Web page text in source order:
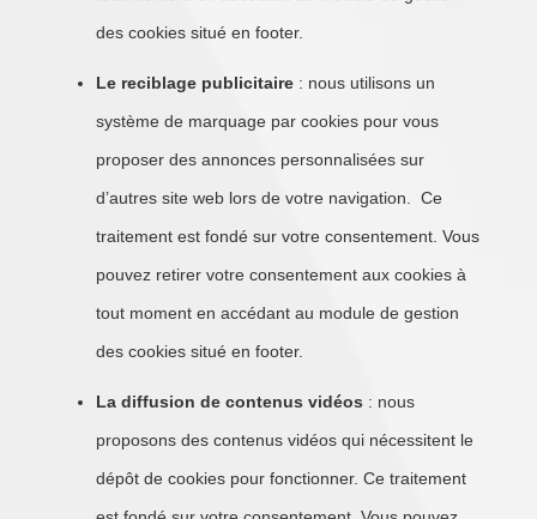
des cookies situé en footer.
Le reciblage publicitaire : nous utilisons un
système de marquage par cookies pour vous
proposer des annonces personnalisées sur
d’autres site web lors de votre navigation. Ce
traitement est fondé sur votre consentement. Vous
pouvez retirer votre consentement aux cookies à
tout moment en accédant au module de gestion
des cookies situé en footer.
La diffusion de contenus vidéos : nous
proposons des contenus vidéos qui nécessitent le
dépôt de cookies pour fonctionner. Ce traitement